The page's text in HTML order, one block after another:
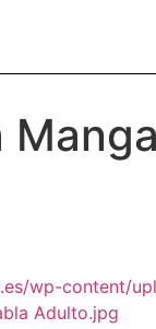
wp-content/
Adulto.jpg